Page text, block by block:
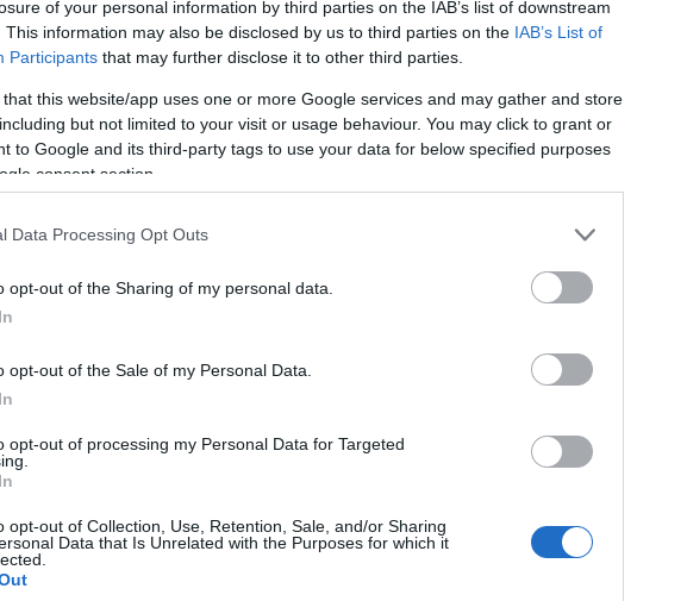
of your personal information by third parties on the IAB’s list of downstream
This information may also be disclosed by us to third parties on the IAB’s List of
Participants that may further disclose it to other third parties.
that this website/app uses one or more Google services and may gather and store
but not limited to your visit or usage behaviour. You may click to grant or
to Google and its third-party tags to use your data for below specified purposes
consent section.
Data Processing Opt Outs
opt-out of the Sharing of my personal data.
opt-out of the Sale of my Personal Data.
opt-out of processing my Personal Data for Targeted
opt-out of Collection, Use, Retention, Sale, and/or Sharing
Data that Is Unrelated with the Purposes for which it
Moses J. Moseley a los 31 años
edad de 31 años. Era conocido por su
del hambre: en llamas.